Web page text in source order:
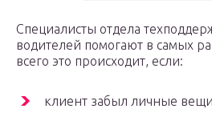
Специалисты отдела
водителей помогают в самых
всего это происходит, если:
клиент забыл личные